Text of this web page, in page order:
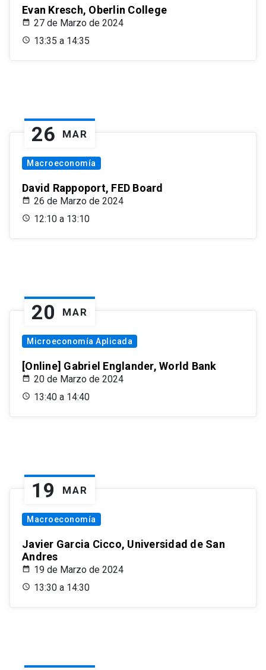
Evan Kresch, Oberlin College
27 de Marzo de 2024
13:35 a 14:35
26 MAR
Macroeconomía
David Rappoport, FED Board
26 de Marzo de 2024
12:10 a 13:10
20 MAR
Microeconomía Aplicada
[Online] Gabriel Englander, World Bank
20 de Marzo de 2024
13:40 a 14:40
19 MAR
Macroeconomía
Javier Garcia Cicco, Universidad de San
Andres
19 de Marzo de 2024
13:30 a 14:30